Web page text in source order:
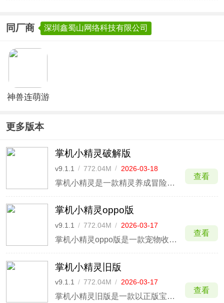
同厂商 深圳鑫蜀山网络科技有限公司
神兽连萌游
更多版本
掌机小精灵破解版
v9.1.1 / 772.04M / 2026-03-18
掌机小精灵是一款精灵养成冒险游戏，基于经典《宝可梦》IP改编，加入全新创作剧情与地图，在游戏中，你将成为精灵训练师，携带精灵共同踏上冒险之旅。游戏收录全世代超800只小精灵，并还原了上千种原作技能，还有经典的回合制战斗体系，让你重回掌上精灵时代！
查看
掌机小精灵oppo版
v9.1.1 / 772.04M / 2026-03-17
掌机小精灵oppo版是一款宠物收集养成手游，收录小火龙、负电拍拍、帕奇利兹等全时代精灵，还原属性相克、精灵特性、Mega进化等经典设定，玩家将在此收集捕捉精灵，重温口袋妖怪的冒险乐趣。
查看
掌机小精灵旧版
v9.1.1 / 772.04M / 2026-03-17
掌机小精灵旧版是一款以正版宝可梦IP为题材的养成类回合制RPG游戏，此版本保留了经典的内容以及玩法，致力于为玩家还原原汁原味的经典冒险体验。游戏收录了包括皮卡丘、杰尼龟等在内的800多种经典精灵，你可以通过野外捕捉、精灵孵蛋等方式收集并培养自己的伙伴。
查看